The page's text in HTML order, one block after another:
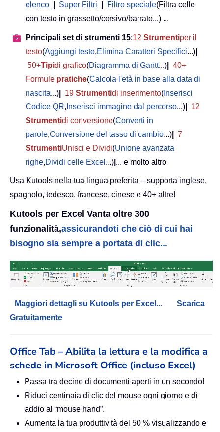
elenco
Super Filtri Filtro speciale(Filtra celle
con testo in grassetto/corsivo/barrato...) ...
Principali set di strumenti 15:12 Strumentiper il
testo(Aggiungi testo,Elimina Caratteri Specifici...)
50+Tipidi grafico(Diagramma di Gantt...)
40+
Formule pratiche(Calcola l'età in base alla data di
nascita...) 19 Strumentidi inserimento( Inserisci
Codice QR, Inserisci immagine dal percorso...)
12
Strumentidi conversione(Converti in
parole,Conversione del tasso di cambio...)
7
StrumentiUnisci e Dividi(Unione avanzata
righe,Dividi celle Excel ...) ... e molto altro
Usa Kutools nella tua lingua preferita – supporta inglese,
spagnolo, tedesco, francese, cinese e 40+ altre!
Kutools per Excel Vanta oltre 300
funzionalità,assicurandoti che ciò di cui hai
bisogno sia sempre a portata di clic...
Maggiori dettagli su Kutools per Excel...
Scarica
Gratuitamente
Office Tab – Abilita la lettura e la modifica a
schede in Microsoft Office (incluso Excel)
Passa tra decine di documenti aperti in un secondo!
Riduci centinaia di clic del mouse ogni giorno e dì
addio al “mouse hand”.
Aumenta la tua produttività del 50 % visualizzando e